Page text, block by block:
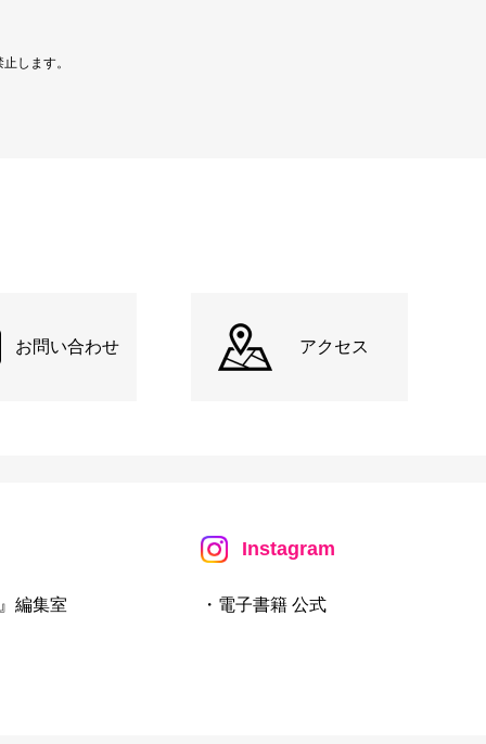
します。
お問い合わせ アクセス
編集室
Instagram
・電子書籍 公式